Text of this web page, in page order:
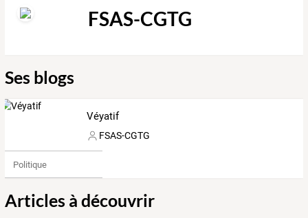
FSAS-CGTG
Ses blogs
Véyatif
FSAS-CGTG
Politique
Articles à découvrir